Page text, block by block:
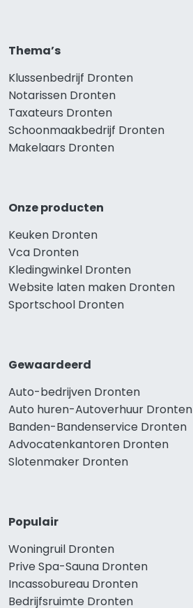
Thema’s
Klussenbedrijf Dronten
Notarissen Dronten
Taxateurs Dronten
Schoonmaakbedrijf Dronten
Makelaars Dronten
Onze producten
Keuken Dronten
Vca Dronten
Kledingwinkel Dronten
Website laten maken Dronten
Sportschool Dronten
Gewaardeerd
Auto-bedrijven Dronten
Auto huren-Autoverhuur Dronten
Banden-Bandenservice Dronten
Advocatenkantoren Dronten
Slotenmaker Dronten
Populair
Woningruil Dronten
Prive Spa-Sauna Dronten
Incassobureau Dronten
Bedrijfsruimte Dronten